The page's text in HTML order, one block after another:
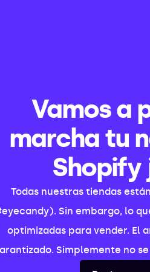
Vamos a
marcha tu
Shopify
Todas nuestras tiendas
Sin embargo, lo
optimizadas para vender. El
Simplemente no